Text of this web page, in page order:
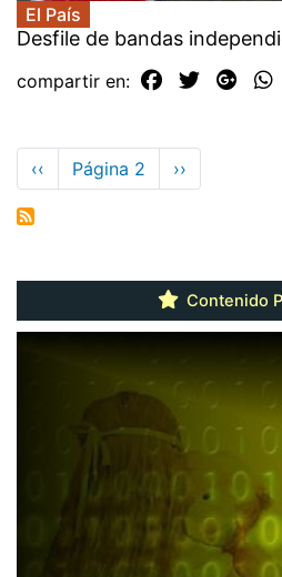
El País
Desfile de bandas
compartir en:
Paginación
Página
anterior
‹‹ Página 2
Siguiente
página
››
Contenido